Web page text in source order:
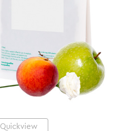
Quickview